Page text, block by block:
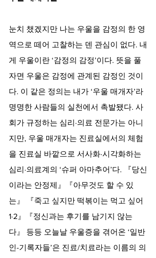
눈치 챘겠지만 나는 우울을 감정의 한 영
역으로 떼어 고찰하는 덴 관심이 없다. 내
게 우울이란 ‘감정의 감정’이다. 뜻을 풀
자면 우울은 감정에 관계된 감정인 것이
다. 이 같은 정의는 내가 ‘우울 매개자’라
명명한 사람들의 실천에서 촉발됐다. 사
회가 규정하는 심리·의료 전문가는 아니
지만, 우울 매개자는 진료실에서의 체험
을 진료실 바깥으로 서사화·시각화하는
심리·의료계의 ‘슈퍼 아마추어’다. 『당신
이라는 안정제』『아무것도 할 수 있
는』 『죽고 싶지만 떡볶이는 먹고 싶어
1·2』『정신과는 후기를 남기지 않는
다』 등등 오늘날 우울증을 겪어온 ‘일반
인-기록자들’은 진료/치료라는 이름의 의